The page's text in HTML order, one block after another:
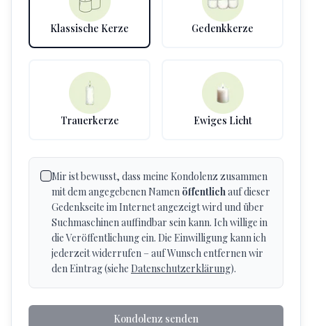
Klassische Kerze Gedenkkerze
Trauerkerze Ewiges Licht
Mir ist bewusst, dass meine Kondolenz zusammen
mit dem angegebenen Namen öffentlichauf dieser
Gedenkseite im Internet angezeigt wird und über
Suchmaschinen auffindbar sein kann. Ich willige in
die Veröffentlichung ein. Die Einwilligung kann ich
jederzeit widerrufen – auf Wunsch entfernen wir
den Eintrag (siehe Datenschutzerklärung).
Kondolenz senden